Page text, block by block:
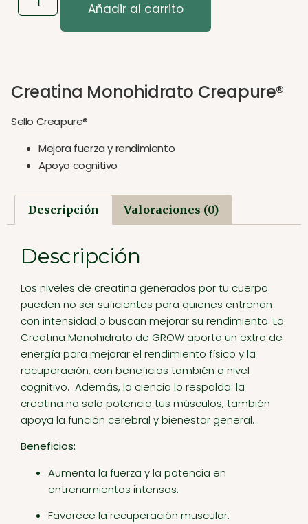
Añadir al carrito
Creatina Monohidrato Creapure®
Sello Creapure®
Mejora fuerza y rendimiento
Apoyo cognitivo
Descripción Valoraciones (0)
Descripción
Los niveles de creatina generados por tu cuerpo
pueden no ser suficientes para quienes entrenan
con intensidad o buscan mejorar su rendimiento. La
Creatina Monohidrato de GROW aporta un extra de
energía para mejorar el rendimiento físico y la
recuperación, con beneficios también a nivel
cognitivo. Además, la ciencia lo respalda: la
creatina no solo potencia tus músculos, también
apoya la función cerebral y bienestar general.
Beneficios:
Aumenta la fuerza y la potencia en
entrenamientos intensos.
Favorece la recuperación muscular.